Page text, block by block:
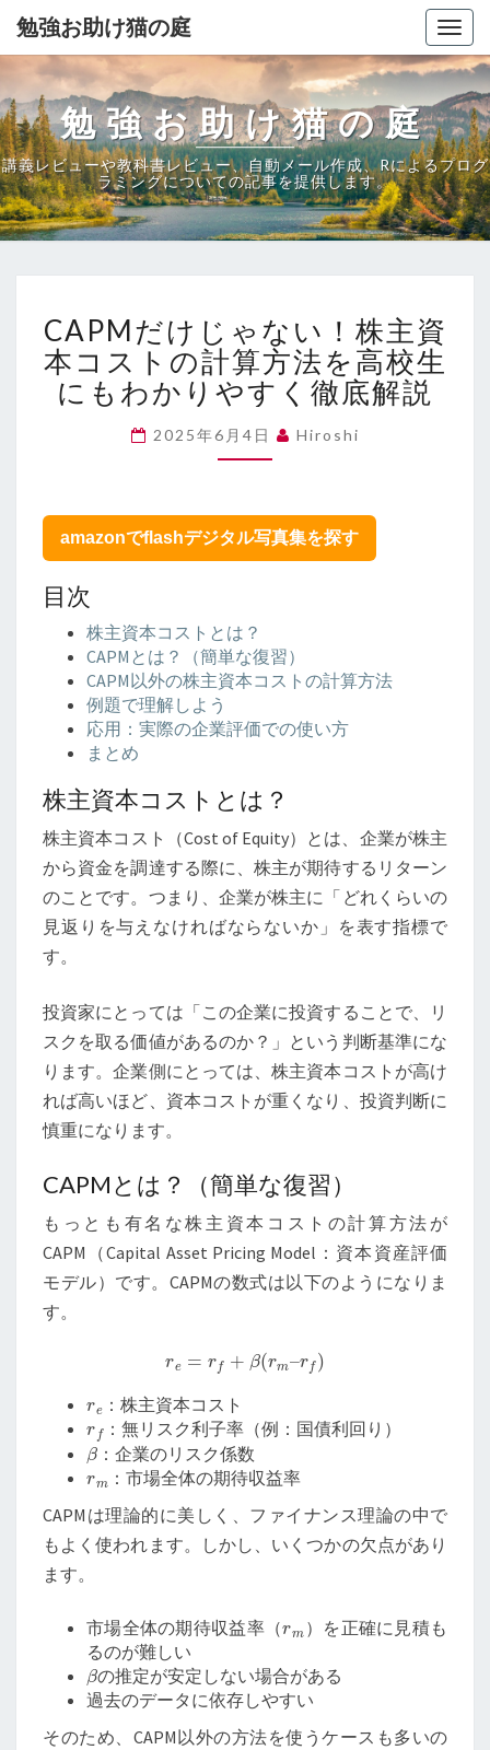
勉強お助け猫の庭
勉強お助け猫の庭
講義レビューや教科書レビュー、自動メール作成、Rによるプログ
ラミングについての記事を提供します。
だ
け
じ
ゃ
な
い！
資
本
の
計
算
法
高
校
生
に
も
わ
か
す
く
徹
底
解
CAPMだけじゃない！株主資
本コストの計算方法を高校生
にもわかりやすく徹底解説
2025年6月4日 Hiroshi
amazonでflashデジタル写真集を探す
目次
株主資本コストとは？
CAPMとは？（簡単な復習）
CAPM以外の株主資本コストの計算方法
例題で理解しよう
応用：実際の企業評価での使い方
まとめ
株主資本コストとは？
株主資本コスト（Cost of Equity）とは、企業が株主
から資金を調達する際に、株主が期待するリターン
のことです。つまり、企業が株主に「どれくらいの
見返りを与えなければならないか」を表す指標で
す。
投資家にとっては「この企業に投資することで、リ
スクを取る価値があるのか？」という判断基準にな
ります。企業側にとっては、株主資本コストが高け
れば高いほど、資本コストが重くなり、投資判断に
慎重になります。
CAPMとは？（簡単な復習）
もっとも有名な株主資本コストの計算方法が
CAPM（Capital Asset Pricing Model：資本資産評価
モデル）です。CAPMの数式は以下のようになりま
す。
re =r +β (rm–
)
：株主資本コスト
r f ：無リスク利子率（例：国債利回り）
β：企業のリスク係数
rm ：市場全体の期待収益率
CAPMは理論的に美しく、ファイナンス理論の中で
もよく使われます。しかし、いくつかの欠点があり
ます。
市場全体の期待収益率（
）を正確に見積も
るのが難しい
βの推定が安定しない場合がある
過去のデータに依存しやすい
そのため、CAPM以外の方法を使うケースも多いの